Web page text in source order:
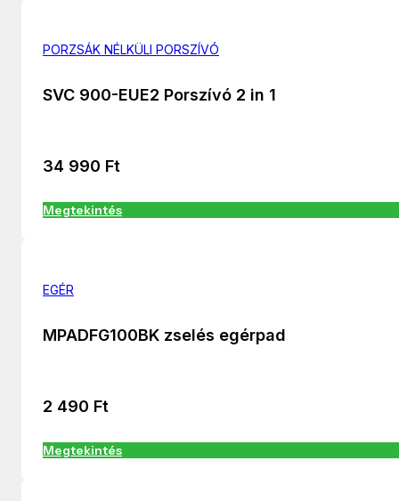
PORZSÁK NÉLKÜLI PORSZÍVÓ
SVC 900-EUE2 Porszívó 2 in 1
34 990 Ft
Megtekintés
EGÉR
MPADFG100BK zselés egérpad
2 490 Ft
Megtekintés